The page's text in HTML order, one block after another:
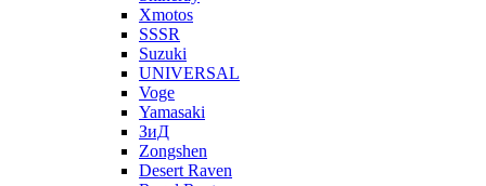
Xmotos
SSSR
Suzuki
UNIVERSAL
Voge
Yamasaki
ЗиД
Zongshen
Desert Raven